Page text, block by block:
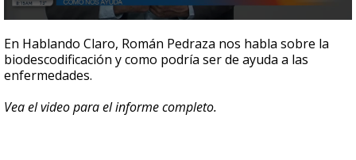
seconds
of
6
minutes,
seconds
En Hablando Claro, Román Pedraza nos habla sobre la
biodescodificación y como podría ser de ayuda a las
enfermedades.
Vea el video para el informe completo.